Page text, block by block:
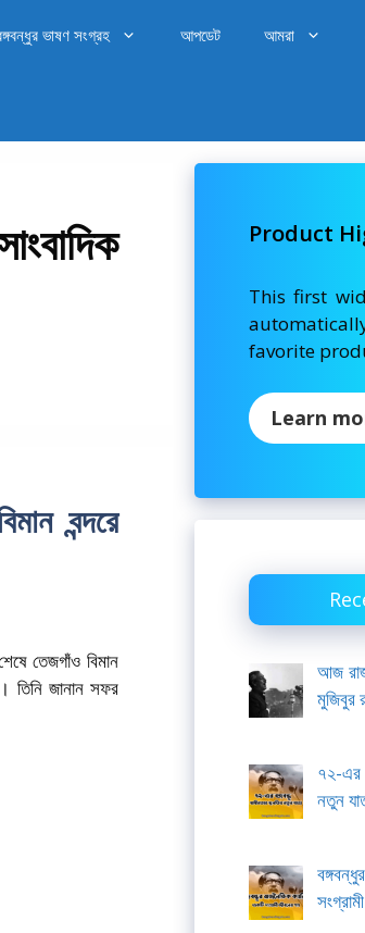
ভাষণ সংগ্রহ আপডেট আমরা
বন্দরে
তেজগাঁও বিমান
তিনি জানান সফর
Product
This first
favorite
Learn
আজ
মুজিবুর
৭২-এর
নতুন